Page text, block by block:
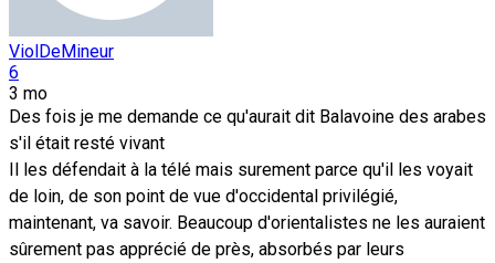
ViolDeMineur
6
3 mo
Des fois je me demande ce qu'aurait dit Balavoine des arabes
s'il était resté vivant
Il les défendait à la télé mais surement parce qu'il les voyait
de loin, de son point de vue d'occidental privilégié,
maintenant, va savoir. Beaucoup d'orientalistes ne les auraient
sûrement pas apprécié de près, absorbés par leurs